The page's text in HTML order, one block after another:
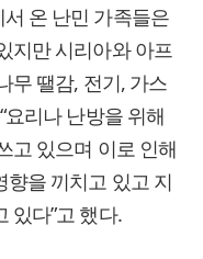
온 난민 가족들은
지만 시리아와 아프
무 땔감, 전기, 가스
요리나 난방을 위해
고 있으며 이로 인해
을 끼치고 있고 지
있다”고 했다.